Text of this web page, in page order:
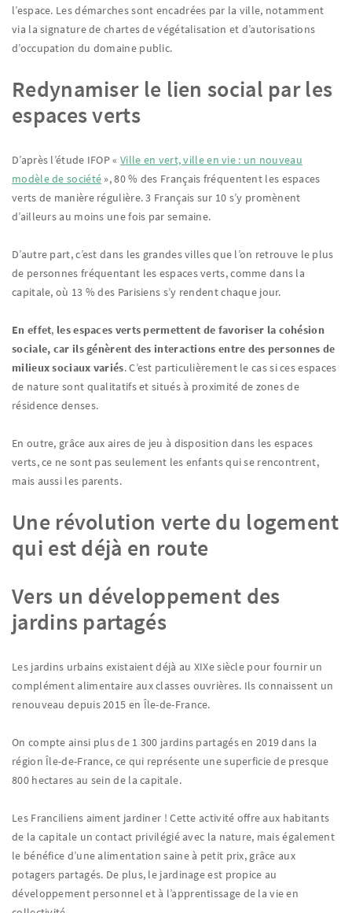
l’espace. Les démarches sont encadrées par la ville, notamment
via la signature de chartes de végétalisation et d’autorisations
d’occupation du domaine public.
Redynamiser le lien social par les
espaces verts
D’après l’étude IFOP « Ville en vert, ville en vie : un nouveau
modèle de société », 80 % des Français fréquentent les espaces
verts de manière régulière. 3 Français sur 10 s’y promènent
d’ailleurs au moins une fois par semaine.
D’autre part, c’est dans les grandes villes que l’on retrouve le plus
de personnes fréquentant les espaces verts, comme dans la
capitale, où 13 % des Parisiens s’y rendent chaque jour.
En effet, les espaces verts permettent de favoriser la cohésion
sociale, car ils génèrent des interactions entre des personnes de
milieux sociaux variés. C’est particulièrement le cas si ces espaces
de nature sont qualitatifs et situés à proximité de zones de
résidence denses.
En outre, grâce aux aires de jeu à disposition dans les espaces
verts, ce ne sont pas seulement les enfants qui se rencontrent,
mais aussi les parents.
Une révolution verte du logement
qui est déjà en route
Vers un développement des
jardins partagés
Les jardins urbains existaient déjà au XIXe siècle pour fournir un
complément alimentaire aux classes ouvrières. Ils connaissent un
renouveau depuis 2015 en Île-de-France.
On compte ainsi plus de 1 300 jardins partagés en 2019 dans la
région Île-de-France, ce qui représente une superficie de presque
800 hectares au sein de la capitale.
Les Franciliens aiment jardiner ! Cette activité offre aux habitants
de la capitale un contact privilégié avec la nature, mais également
le bénéfice d’une alimentation saine à petit prix, grâce aux
potagers partagés. De plus, le jardinage est propice au
développement personnel et à l’apprentissage de la vie en